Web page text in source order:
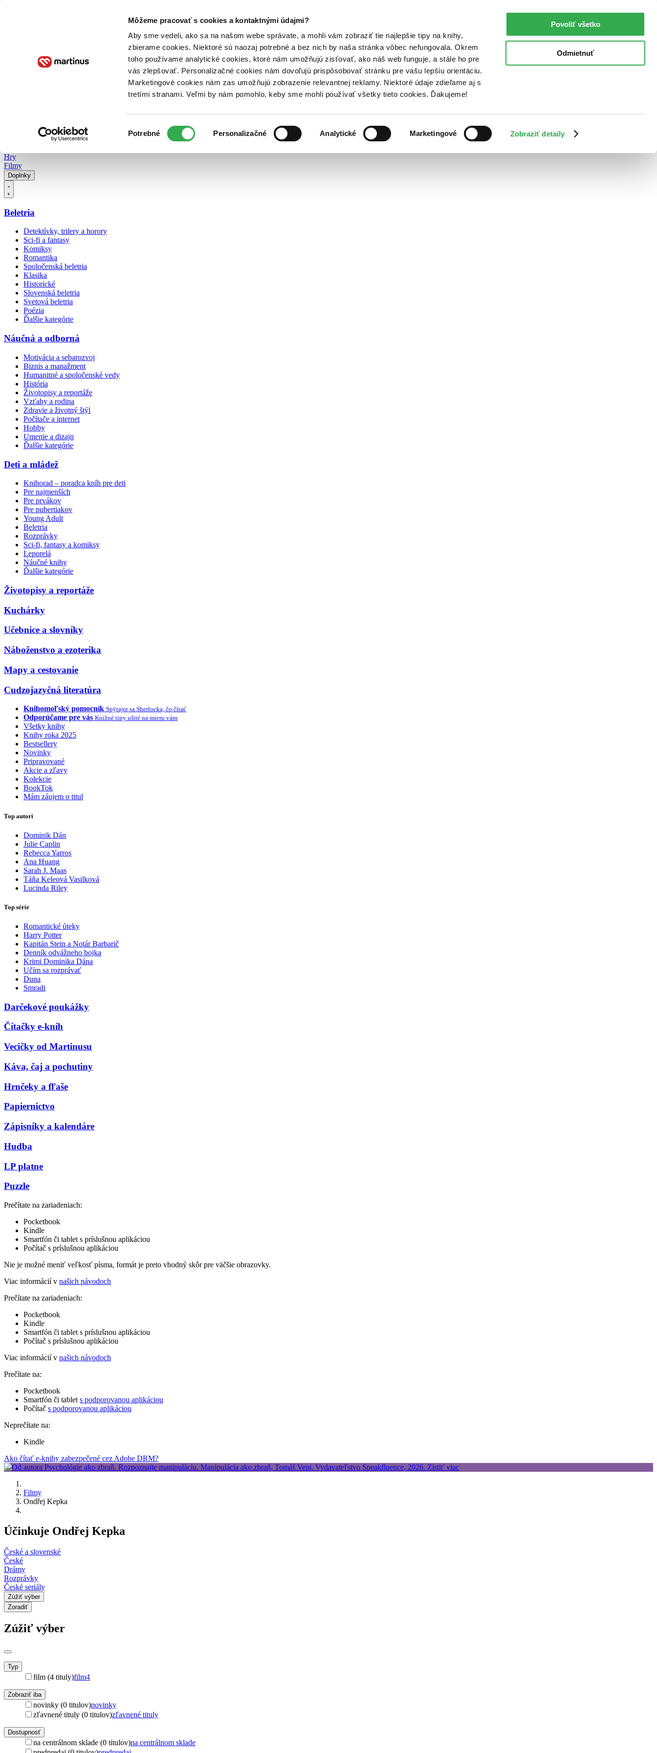
Môžeme pracovať s cookies a kontaktnými údajmi?
Aby sme vedeli, ako sa na našom webe správate, a mohli vám zobraziť tie najlepšie tipy na knihy,
zbierame cookies. Niektoré sú naozaj potrebné a bez nich by naša stránka vôbec nefungovala. Okrem
toho používame analytické cookies, ktoré nám umožňujú zisťovať, ako náš web funguje, a stále ho pre
vás zlepšovať. Personalizačné cookies nám dovoľujú prispôsobovať stránku pre vašu lepšiu orientáciu.
Marketingové cookies nám zas umožňujú zobrazenie relevantnej reklamy. Niektoré údaje zdieľame aj s
tretími stranami. Veľmi by nám pomohlo, keby sme mohli používať všetky tieto cookies. Ďakujeme!
súhlasu
Potrebné Personalizačné Analytické Marketingové Zobraziť detaily
Povoliť všetko
Odmietnuť
Poukážky Kontakt
Hry
Filmy
Doplnky
Beletria
Detektívky, trilery a horory
Sci-fi a fantasy
Komiksy
Romantika
Spoločenská beletria
Klasika
Historické
Slovenská beletria
Svetová beletria
Poézia
Ďalšie kategórie
Náučná a odborná
Motivácia a sebarozvoj
Biznis a manažment
Humanitné a spoločenské vedy
História
Životopisy a reportáže
Vzťahy a rodina
Zdravie a životný štýl
Počítače a internet
Hobby
Umenie a dizajn
Ďalšie kategórie
Deti a mládež
Knihorad – poradca kníh pre deti
Pre najmenších
Pre prvákov
Pre pubertiakov
Young Adult
Beletria
Rozprávky
Sci-fi, fantasy a komiksy
Leporelá
Náučné knihy
Ďalšie kategórie
Životopisy a reportáže
Kuchárky
Učebnice a slovníky
Náboženstvo a ezoterika
Mapy a cestovanie
Cudzojazyčná literatúra
Knihomoľský pomocník Spýtajte sa Sherlocka, čo čítať
Odporúčame pre vás Knižné tipy ušité na mieru vám
Všetky knihy
Knihy roka 2025
Bestsellery
Novinky
Pripravované
Akcie a zľavy
Kolekcie
BookTok
Mám záujem o titul
Top autori
Dominik Dán
Julie Caplin
Rebecca Yarros
Ana Huang
Sarah J. Maas
Táňa Keleová Vasilková
Lucinda Riley
Top série
Romantické úteky
Harry Potter
Kapitán Stein a Notár Barbarič
Denník odvážneho bojka
Krimi Dominika Dána
Učím sa rozprávať
Duna
Smradi
Darčekové poukážky
Čítačky e-kníh
Vecičky od Martinusu
Káva, čaj a pochutiny
Hrnčeky a fľaše
Papiernictvo
Zápisníky a kalendáre
Hudba
LP platne
Puzzle
Prečítate na zariadeniach:
Pocketbook
Kindle
Smartfón či tablet s príslušnou aplikáciou
Počítač s príslušnou aplikáciou
Nie je možné meniť veľkosť písma, formát je preto vhodný skôr pre väčšie obrazovky.
Viac informácií v našich návodoch
Prečítate na zariadeniach:
Pocketbook
Kindle
Smartfón či tablet s príslušnou aplikáciou
Počítač s príslušnou aplikáciou
Viac informácií v našich návodoch
Prečítate na:
Pocketbook
Smartfón či tablet s podporovanou aplikáciou
Počítač s podporovanou aplikáciou
Neprečítate na:
Kindle
Ako čítať e-knihy zabezpečené cez Adobe DRM?
Filmy
Ondřej Kepka
Účinkuje Ondřej Kepka
České a slovenské
České
Drámy
Rozprávky
České seriály
Zúžiť výber
Zoradiť
Zúžiť výber
Typ
film (4 tituly)film4
Zobraziť iba
novinky (0 titulov)novinky
zľavnené tituly (0 titulov)zľavnené tituly
Dostupnosť
na centrálnom sklade (0 titulov)na centrálnom sklade